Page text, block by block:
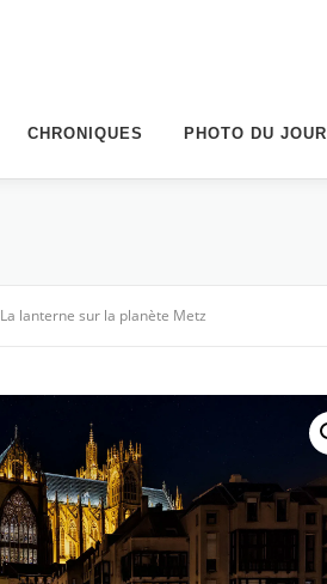
CHRONIQUES PHOTO DU JOUR
La lanterne sur la planète Metz